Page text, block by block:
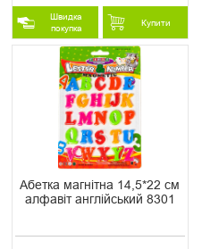
Швидка
покупка
Купити
Абетка магнітна 14,5*22 см
алфавіт англійський 8301